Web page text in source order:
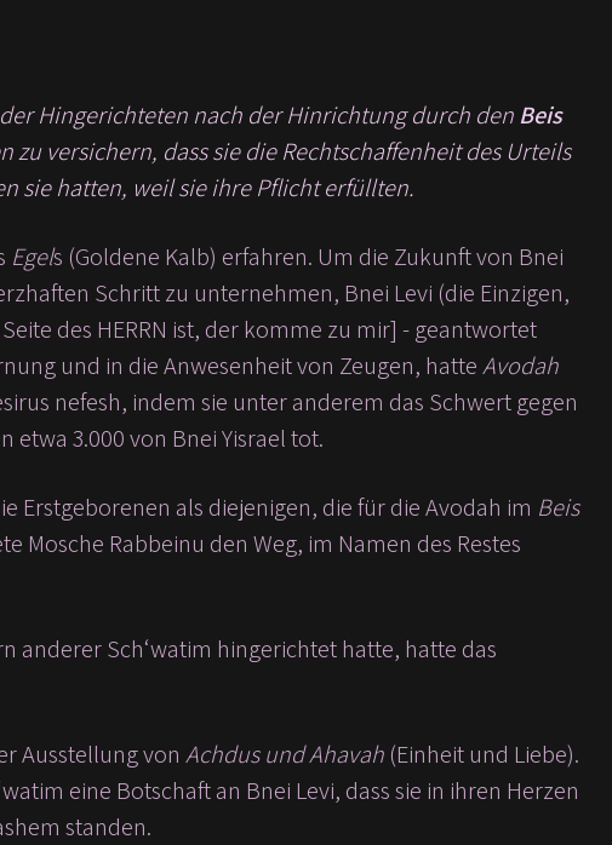
Hingerichteten nach der Hinrichtung durch denBeis
versichern, dass sie die Rechtschaffenheit des Urteils
sie hatten, weil sie ihre Pflicht erfüllten.
Egels (Goldene Kalb) erfahren. Um die Zukunft von Bnei
Schritt zu unternehmen, Bnei Levi (die Einzigen,
des HERRN ist, der komme zu mir] - geantwortet
und in die Anwesenheit von Zeugen, hatteAvodah
nefesh, indem sie unter anderem das Schwert gegen
3.000 von Bnei Yisrael tot.
Erstgeborenen als diejenigen, die für die Avodah im Beis
Rabbeinu den Weg, im Namen des Restes
anderer Sch‘watim hingerichtet hatte, hatte das
Ausstellung von Achdus und Ahavah (Einheit und Liebe).
eine Botschaft an Bnei Levi, dass sie in ihren Herzen
standen.